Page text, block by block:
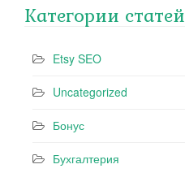
Категории статей
Etsy SEO
Uncategorized
Бонус
Бухгалтерия